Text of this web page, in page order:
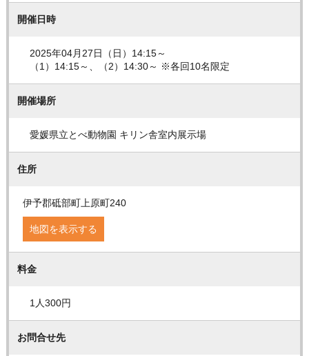
開催日時
2025年04月27日（日）14:15～
（1）14:15～、（2）14:30～ ※各回10名限定
開催場所
愛媛県立とべ動物園 キリン舎室内展示場
住所
伊予郡砥部町上原町240
地図を表示する
料金
1人300円
お問合せ先